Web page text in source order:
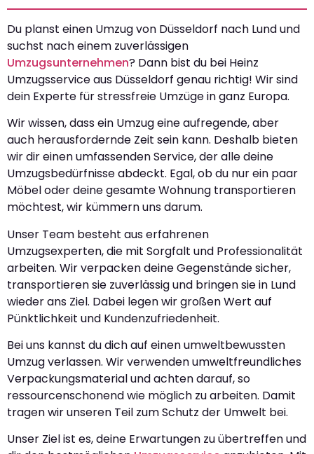
Du planst einen Umzug von Düsseldorf nach Lund und
suchst nach einem zuverlässigen
Umzugsunternehmen? Dann bist du bei Heinz
Umzugsservice aus Düsseldorf genau richtig! Wir sind
dein Experte für stressfreie Umzüge in ganz Europa.
Wir wissen, dass ein Umzug eine aufregende, aber
auch herausfordernde Zeit sein kann. Deshalb bieten
wir dir einen umfassenden Service, der alle deine
Umzugsbedürfnisse abdeckt. Egal, ob du nur ein paar
Möbel oder deine gesamte Wohnung transportieren
möchtest, wir kümmern uns darum.
Unser Team besteht aus erfahrenen
Umzugsexperten, die mit Sorgfalt und Professionalität
arbeiten. Wir verpacken deine Gegenstände sicher,
transportieren sie zuverlässig und bringen sie in Lund
wieder ans Ziel. Dabei legen wir großen Wert auf
Pünktlichkeit und Kundenzufriedenheit.
Bei uns kannst du dich auf einen umweltbewussten
Umzug verlassen. Wir verwenden umweltfreundliches
Verpackungsmaterial und achten darauf, so
ressourcenschonend wie möglich zu arbeiten. Damit
tragen wir unseren Teil zum Schutz der Umwelt bei.
Unser Ziel ist es, deine Erwartungen zu übertreffen und